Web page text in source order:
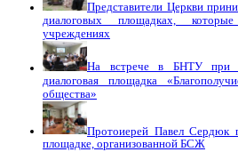
Представители Церкви
диалоговых площадках,
учреждениях
На встрече в БНТУ при
диалоговая площадка
общества»
Протоиерей Павел Сердюк
площадке, организованной БСЖ